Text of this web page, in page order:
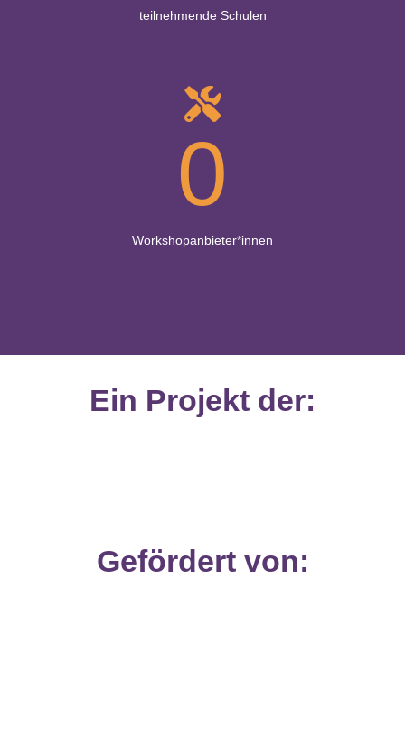
teilnehmende Schulen
0
Workshopanbieter*innen
Ein Projekt der:
Gefördert von: